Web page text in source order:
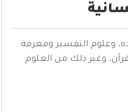
وعلوم التفسير ومعرفة
وغير ذلك من العلوم